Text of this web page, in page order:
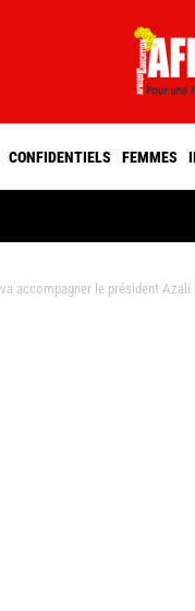
CONFIDENTIELS FEMMES
accompagner le président